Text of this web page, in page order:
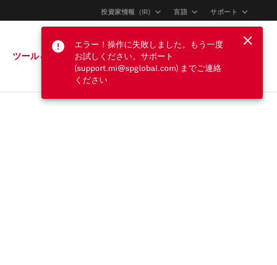
エラー！操作に失敗しました。もう一度
お試しください。サポート
(support.mi@spglobal.com) までご連絡
ください
投資家情報（IR) 言語 サポート
ツール＆サポート